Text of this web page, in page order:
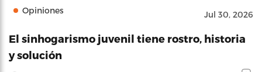
Opiniones Jul 30, 2026
El sinhogarismo juvenil tiene rostro, historia
y solución